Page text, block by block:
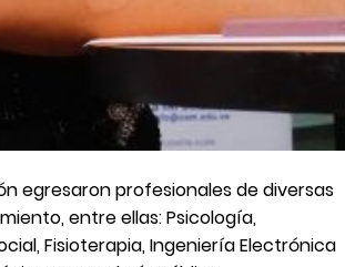
egresaron profesionales de diversas
entre ellas: Psicología,
Fisioterapia, Ingeniería Electrónica